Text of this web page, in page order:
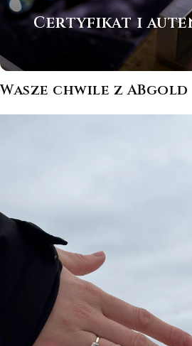
Certyfikat i
Wasze chwile z ABgold